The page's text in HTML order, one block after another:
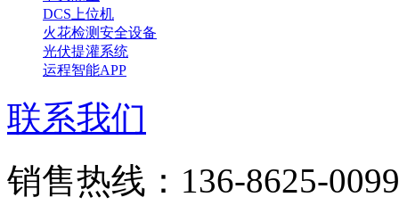
DCS上位机
火花检测安全设备
光伏提灌系统
运程智能APP
联系我们
销售热线：136-8625-0099